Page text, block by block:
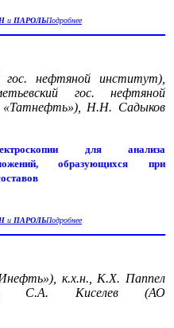
и ПАРОЛЬПодробнее
гос. нефтяной институт),
гос. нефтяной
Н.Н. Садыков
для анализа
образующихся при
и ПАРОЛЬПодробнее
к.х.н., К.Х. Паппел
С.А. Киселев (АО